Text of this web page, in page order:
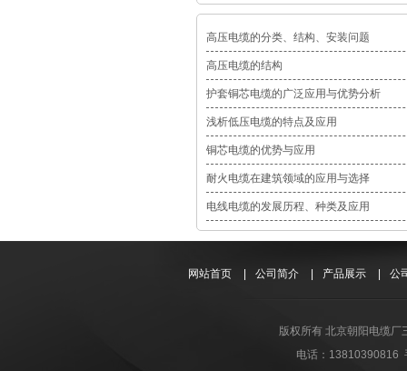
高压电缆的分类、结构、安装问题
高压电缆的结构
护套铜芯电缆的广泛应用与优势分析
浅析低压电缆的特点及应用
铜芯电缆的优势与应用
耐火电缆在建筑领域的应用与选择
电线电缆的发展历程、种类及应用
网站首页 | 公司简介 | 产品展示 | 公
版权所有 北京朝阳电缆
电话：13810390816